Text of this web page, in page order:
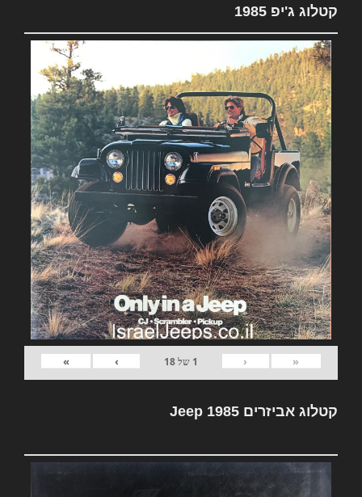
קטלוג ג'יפ 1985
«
‹
1 של18
›
»
קטלוג אביזרים Jeep 1985